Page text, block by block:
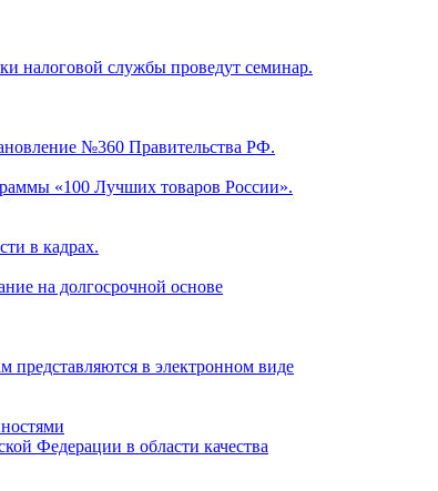
налоговой службы проведут семинар.
№360 Правительства РФ.
«100 Лучших товаров России».
в кадрах.
на долгосрочной основе
представляются в электронном виде
Федерации в области качества